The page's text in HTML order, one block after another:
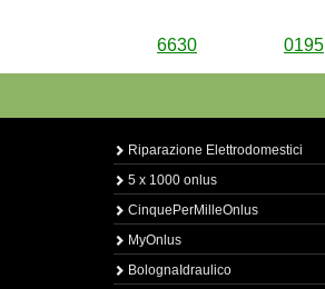
6630 0195
Riparazione Elettrodomestici
5 x 1000 onlus
CinquePerMilleOnlus
MyOnlus
BolognaIdraulico